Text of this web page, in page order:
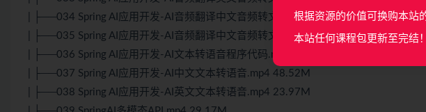
| ├──034 Spring AI应用开发-AI音频翻译中文音频转文本.mp4 17.07M
| ├──035 Spring AI应用开发-AI音频翻译中文音频转文本默认的Model.mp4 32.04M
| ├──036 Spring AI应用开发-AI文本转语音程序代码.mp4 40.53M
| ├──037 Spring AI应用开发-AI中文文本转语音.mp4 48.52M
| ├──038 Spring AI应用开发-AI英文文本转语音.mp4 23.97M
根据资源的价值可换购本站
本站任何课程包更新至完结！